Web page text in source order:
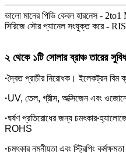
ভালো মানের পিভি কেবল হারনেস - 2to1
সিরিজে সৌর প্যানেল সংযুক্ত করে -
২ থেকে ১টি সোলার ব্রাঞ্চ তারের
·দ্বৈত প্রাচীর নিরোধক। ইলেকট্রন
·UV, তেল, গ্রীস, অক্সিজেন এবং
·ঘর্ষণ প্রতিরোধের জন্য চমৎকার·
ROHS
·চমৎকার নমনীয়তা এবং স্ট্রিপিং কর্মক্ষমতা